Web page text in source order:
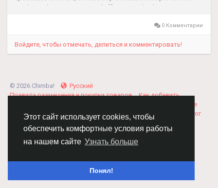
Этот сайт использует cookies, чтобы
обеспечить комфортные условия работы
на нашем сайте Узнать больше
Понял!
mettle in enhancing operational efficiency and reducing costs.
0 Комментарии
Войдите, чтобы отмечать, делиться и комментировать!
© 2026 Chimba!
Русский
Правила размещения и покупки товаров
Как добавить
Соглашение
Политика Конфиденциальности
Свяжитесь с нами Каталог